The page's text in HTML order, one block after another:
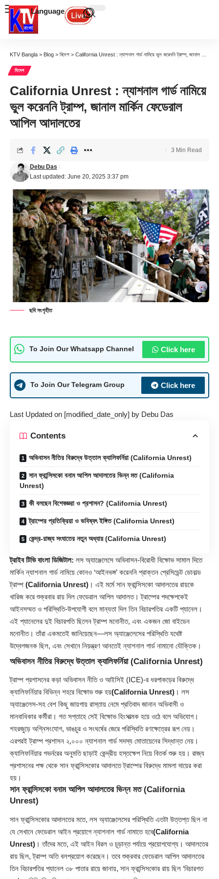
Language
KTV Bangla > Blog > বিদেশ > California Unrest : ন্যাশনাল গার্ড নামিয়ে ভুল করেননি ট্রাম্প, জানাল মার্কিন ফেডেরাল আপিল আদালতের
বিদেশ
California Unrest : ন্যাশনাল গার্ড নামিয়ে
ভুল করেননি ট্রাম্প, জানাল মার্কিন ফেডেরাল
আপিল আদালতের
Last updated: June 20, 2025 3:37 pm
Debu Das
3 Min Read
ছবি সংগৃহীত
To Join Our Whatsapp Channel Click here
To Join Our Telegram Group Click here
Last Updated on [modified_date_only] by Debu Das
Contents
অভিবাসন নীতির বিরুদ্ধে উত্তাল ক্যালিফর্নিয়া (California Unrest)
সান ফ্রান্সিসকো বনাম আপিল আদালতের ভিন্ন মত (California
Unrest)
কী বলছেন বিশেষজ্ঞরা ও প্রশাসন? (California Unrest)
ট্রাম্পের প্রতিক্রিয়া ও ভবিষ্যৎ ইঙ্গিত (California Unrest)
কেন্দ্র-রাজ্য সংঘাতের নতুন অধ্যায় (California Unrest)
ট্রাইব টিভি বাংলা ডিজিটাল: লস অ্যাঞ্জেলেসে অভিবাসন-বিরোধী বিক্ষোভ সামাল দিতে
মার্কিন ন্যাশনাল গার্ড নামিয়ে কোনও ‘আইনভঙ্গ’ করেননি প্রাক্তন প্রেসিডেন্ট ডোনাল্ড
ট্রাম্প (California Unrest) । এই মর্মে সান ফ্রান্সিসকো আদালতের রায়কে
খারিজ করে শুক্রবার রায় দিল ফেডেরাল আপিল আদালত। ট্রাম্পের পদক্ষেপকেই
আইনসম্মত ও পরিস্থিতি-উপযোগী বলে মান্যতা দিল তিন বিচারপতির একটি প্যানেল।
এই প্যানেলের দুই বিচারপতি ছিলেন ট্রাম্প মনোনীত, এবং একজন জো বাইডেন
মনোনীত। তাঁরা একমতেই জানিয়েছেন—লস অ্যাঞ্জেলেসের পরিস্থিতি যথেষ্ট
উদ্বেগজনক ছিল, এবং সেখানে নিয়ন্ত্রণ আনতেই ন্যাশনাল গার্ড নামানো যৌক্তিক।
অভিবাসন নীতির বিরুদ্ধে উত্তাল ক্যালিফর্নিয়া(California Unrest)
ট্রাম্প প্রশাসনের কড়া অভিবাসন নীতি ও আইসিই (ICE)-র ধরপাকড়ের বিরুদ্ধে
ক্যালিফর্নিয়ার বিভিন্ন শহরে বিক্ষোভ শুরু হয়(California Unrest) । লস
অ্যাঞ্জেলেস-সহ বেশ কিছু জায়গায় রাস্তায় নেমে প্রতিবাদ জানান অভিবাসী ও
মানবাধিকার কর্মীরা। গত সপ্তাহে সেই বিক্ষোভ হিংসাত্মক হয়ে ওঠে বলে অভিযোগ।
শহরজুড়ে অগ্নিসংযোগ, ভাঙচুর ও সংঘর্ষের জেরে পরিস্থিতি রণক্ষেত্রের রূপ নেয়।
এরপরই ট্রাম্প প্রশাসন ২,০০০ ন্যাশনাল গার্ড সদস্য মোতায়েনের সিদ্ধান্ত নেয়।
ক্যালিফর্নিয়ার গভর্নরের অনুমতি ছাড়াই কেন্দ্রীয় হস্তক্ষেপ নিয়ে বিতর্ক শুরু হয়। রাজ্য
প্রশাসনের পক্ষ থেকে সান ফ্রান্সিসকোর আদালতে ট্রাম্পের বিরুদ্ধে মামলা দায়ের করা
হয়।
সান ফ্রান্সিসকো বনাম আপিল আদালতের ভিন্ন মত(California
Unrest)
সান ফ্রান্সিসকোর আদালতের মতে, লস অ্যাঞ্জেলেসের পরিস্থিতি এতটা উত্তপ্ত ছিল না
যে সেখানে ফেডেরাল আইন প্রয়োগে ন্যাশনাল গার্ড নামাতে হবে(California
Unrest) । তাঁদের মতে, এই আইন বিরল ও চূড়ান্ত পর্যায়ে প্রয়োগযোগ্য। আদালতের
রায় ছিল, ট্রাম্প অতি বলপ্রয়োগ করেছেন। তবে শুক্রবার ফেডেরাল আপিল আদালতের
তিন বিচারপতির প্যানেল ৩৮ পাতার রায়ে জানায়, সান ফ্রান্সিসকোর রায় ছিল ‘বিচারগত